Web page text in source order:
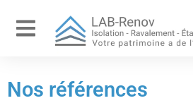
Nos références